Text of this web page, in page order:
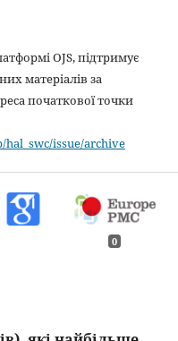
OJS, підтримує
матеріалів за
початкової точки
issue/archive
0